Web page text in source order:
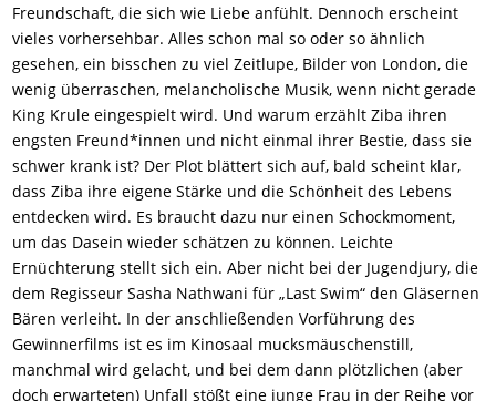
Freundschaft, die sich wie Liebe anfühlt. Dennoch erscheint
vieles vorhersehbar. Alles schon mal so oder so ähnlich
gesehen, ein bisschen zu viel Zeitlupe, Bilder von London, die
wenig überraschen, melancholische Musik, wenn nicht gerade
King Krule eingespielt wird. Und warum erzählt Ziba ihren
engsten Freund*innen und nicht einmal ihrer Bestie, dass sie
schwer krank ist? Der Plot blättert sich auf, bald scheint klar,
dass Ziba ihre eigene Stärke und die Schönheit des Lebens
entdecken wird. Es braucht dazu nur einen Schockmoment,
um das Dasein wieder schätzen zu können. Leichte
Ernüchterung stellt sich ein. Aber nicht bei der Jugendjury, die
dem Regisseur Sasha Nathwani für „Last Swim“ den Gläsernen
Bären verleiht. In der anschließenden Vorführung des
Gewinnerfilms ist es im Kinosaal mucksmäuschenstill,
manchmal wird gelacht, und bei dem dann plötzlichen (aber
doch erwarteten) Unfall stößt eine junge Frau in der Reihe vor